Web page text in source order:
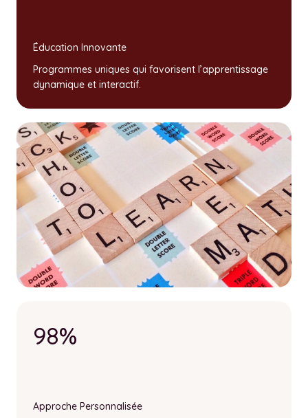
Éducation Innovante
Programmes uniques qui favorisent l’apprentissage
dynamique et interactif.
98%
Approche Personnalisée